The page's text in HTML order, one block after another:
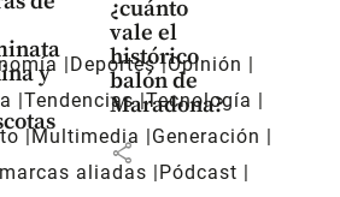
y
¿cuánto
vale el
histórico
balón de
Maradona?
share
Deportes Opinión
Tendencias Tecnología
Multimedia
Generación
aliadas
Pódcast